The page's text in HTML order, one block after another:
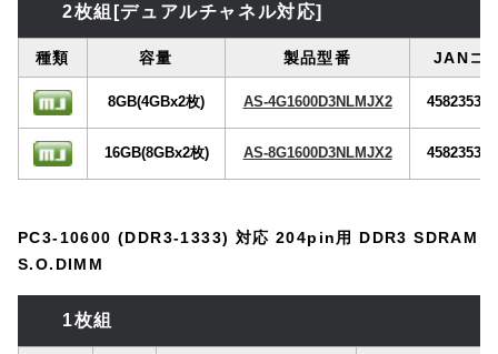
2枚組[デュアルチャネル対応]
種類 容量 製品型番 JANコ
8GB(4GBx2枚) AS-4G1600D3NLMJX2
16GB(8GBx2枚) AS-8G1600D3NLMJX2
PC3-10600 (DDR3-1333) 対応 204pin用 DDR3 SDRAM
S.O.DIMM
1枚組